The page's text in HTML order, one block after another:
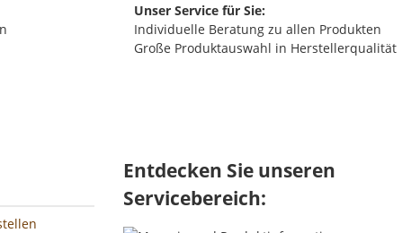
Unser Service für Sie:
Individuelle Beratung zu allen Produkten
Große Produktauswahl in Herstellerqualität
Entdecken Sie unseren
Servicebereich: